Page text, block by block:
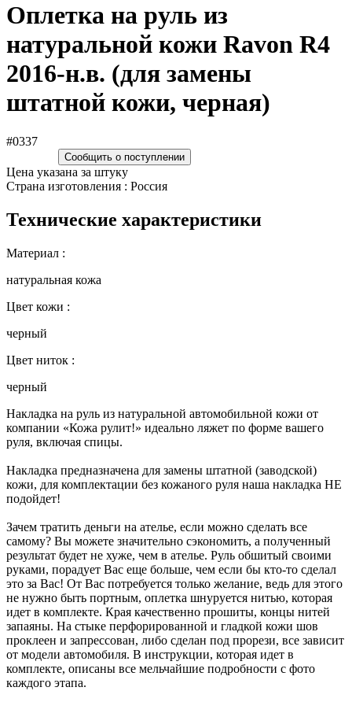
Оплетка на руль из
натуральной кожи Ravon R4
2016-н.в. (для замены
штатной кожи, черная)
#0337
Сообщить о поступлении
Цена указана за штуку
Страна изготовления : Россия
Технические характеристики
Материал :
натуральная кожа
Цвет кожи :
черный
Цвет ниток :
черный
Накладка на руль из натуральной автомобильной кожи от
компании «Кожа рулит!» идеально ляжет по форме вашего
руля, включая спицы.
Накладка предназначена для замены штатной (заводской)
кожи, для комплектации без кожаного руля наша накладка НЕ
подойдет!
Зачем тратить деньги на ателье, если можно сделать все
самому? Вы можете значительно сэкономить, а полученный
результат будет не хуже, чем в ателье. Руль обшитый своими
руками, порадует Вас еще больше, чем если бы кто-то сделал
это за Вас! От Вас потребуется только желание, ведь для этого
не нужно быть портным, оплетка шнуруется нитью, которая
идет в комплекте. Края качественно прошиты, концы нитей
запаяны. На стыке перфорированной и гладкой кожи шов
проклеен и запрессован, либо сделан под прорези, все зависит
от модели автомобиля. В инструкции, которая идет в
комплекте, описаны все мельчайшие подробности с фото
каждого этапа.